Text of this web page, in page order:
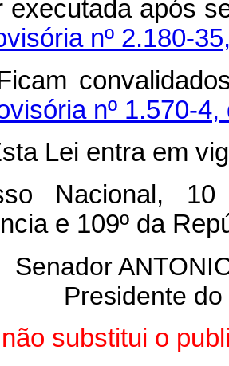
executada após
nº 2.180-
nº 1.570-
Lei entra em
Nacional,
e 109º da
Senador
Presidente
substitui o